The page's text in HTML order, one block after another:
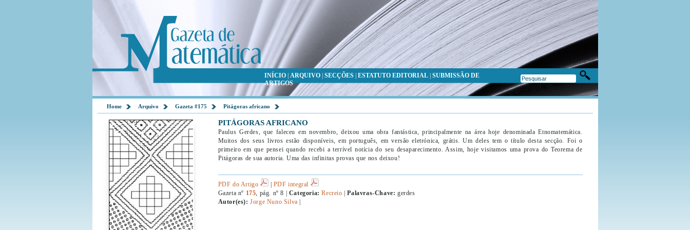
INÍCIO| ARQUIVO| SECÇÕES| ESTATUTO EDITORIAL| SUBMISSÃO DE
ARTIGOS
Home Arquivo Gazeta #175 Pitágoras africano
PITÁGORAS AFRICANO
Paulus Gerdes, que faleceu em novembro, deixou uma obra fantástica, principalmente na área hoje denominada Etnomatemática.
Muitos dos seus livros estão disponíveis, em português, em versão eletrónica, grátis. Um deles tem o título desta secção. Foi o
primeiro em que pensei quando recebi a terrível notícia do seu desaparecimento. Assim, hoje visitamos uma prova do Teorema de
Pitágoras de sua autoria. Uma das infinitas provas que nos deixou!
PDF do Artigo | PDF integral
Gazeta nº 175, pág. nº 8 | Categoria: Recreio |Palavras-Chave: gerdes
Autor(es): Jorge Nuno Silva